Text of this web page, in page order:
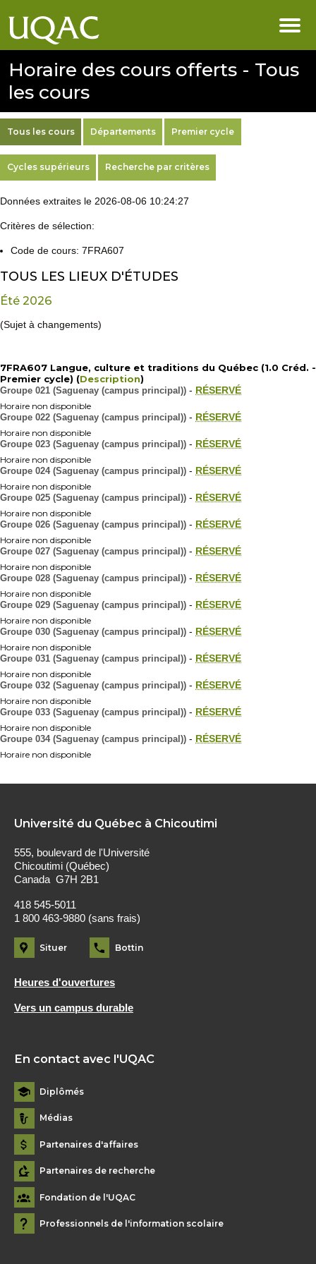
Horaire des cours offerts - Tous
les cours
Tous les cours Départements Premier cycle
Cycles supérieurs Recherche par critères
Données extraites le 2026-08-06 10:24:27
Critères de sélection:
Code de cours: 7FRA607
TOUS LES LIEUX D'ÉTUDES
Été 2026
(Sujet à changements)
7FRA607 Langue, culture et traditions du Québec (1.0 Créd. -
Premier cycle) (Description)
Groupe 021 (Saguenay (campus principal)) - RÉSERVÉ
Horaire non disponible
Groupe 022 (Saguenay (campus principal)) - RÉSERVÉ
Horaire non disponible
Groupe 023 (Saguenay (campus principal)) - RÉSERVÉ
Horaire non disponible
Groupe 024 (Saguenay (campus principal)) - RÉSERVÉ
Horaire non disponible
Groupe 025 (Saguenay (campus principal)) - RÉSERVÉ
Horaire non disponible
Groupe 026 (Saguenay (campus principal)) - RÉSERVÉ
Horaire non disponible
Groupe 027 (Saguenay (campus principal)) - RÉSERVÉ
Horaire non disponible
Groupe 028 (Saguenay (campus principal)) - RÉSERVÉ
Horaire non disponible
Groupe 029 (Saguenay (campus principal)) - RÉSERVÉ
Horaire non disponible
Groupe 030 (Saguenay (campus principal)) - RÉSERVÉ
Horaire non disponible
Groupe 031 (Saguenay (campus principal)) - RÉSERVÉ
Horaire non disponible
Groupe 032 (Saguenay (campus principal)) - RÉSERVÉ
Horaire non disponible
Groupe 033 (Saguenay (campus principal)) - RÉSERVÉ
Horaire non disponible
Groupe 034 (Saguenay (campus principal)) - RÉSERVÉ
Horaire non disponible
Université du Québec à Chicoutimi
555, boulevard de l'Université
Chicoutimi (Québec)
Canada G7H 2B1
418 545-5011
1 800 463-9880 (sans frais)
Situer Bottin
Heures d'ouvertures
Vers un campus durable
En contact avec l'UQAC
Diplômés
Médias
Partenaires d'affaires
Partenaires de recherche
Fondation de l'UQAC
Professionnels de l'information scolaire